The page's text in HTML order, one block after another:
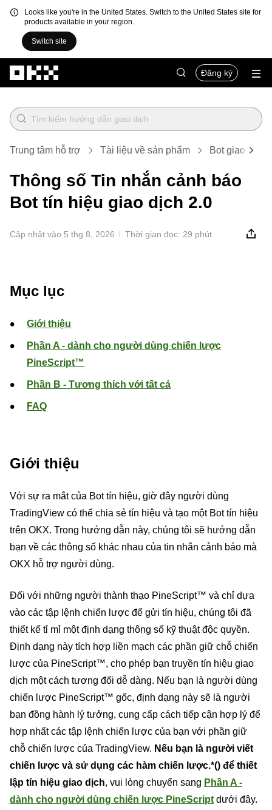
Looks like you're in the United States. Switch to the United States site for
products available in your region.
Switch site
Đăng ký
Trung tâm hỗ trợ Tài liệu về sản phẩm Bot giao dịch
Thông số Tin nhắn cảnh báo
Bot tín hiệu giao dịch 2.0
Cập nhật vào 5 thg 8, 2026 Thời gian đọc: 29 phút
Mục lục
Giới thiệu
Phần A - dành cho người dùng chiến lược
PineScript™
Phần B - Tương thích với tất cả
FAQ
Giới thiệu
Với sự ra mắt của Bot tín hiệu, giờ đây người dùng
TradingView có thể chia sẻ tín hiệu và tạo một Bot tín hiệu
trên OKX. Trong hướng dẫn này, chúng tôi sẽ hướng dẫn
bạn về các thông số khác nhau của tin nhắn cảnh báo mà
OKX hỗ trợ người dùng.
Đối với những người thành thạo PineScript™ và chỉ dựa
vào các tập lệnh chiến lược để gửi tín hiệu, chúng tôi đã
thiết kế tỉ mỉ một định dạng thông số kỹ thuật độc quyền.
Định dạng này tích hợp liền mạch các phần giữ chỗ chiến
lược của PineScript™, cho phép bạn truyền tín hiệu giao
dịch một cách tương đối dễ dàng. Nếu bạn là người dùng
chiến lược PineScript™ gốc, định dạng này sẽ là người
bạn đồng hành lý tưởng, cung cấp cách tiếp cận hợp lý để
hợp nhất các tập lệnh chiến lược của bạn với phần giữ
chỗ chiến lược của TradingView. Nếu bạn là người viết
chiến lược và sử dụng các hàm chiến lược.*() để thiết
lập tín hiệu giao dịch, vui lòng chuyển sang Phần A -
dành cho người dùng chiến lược PineScript dưới đây.